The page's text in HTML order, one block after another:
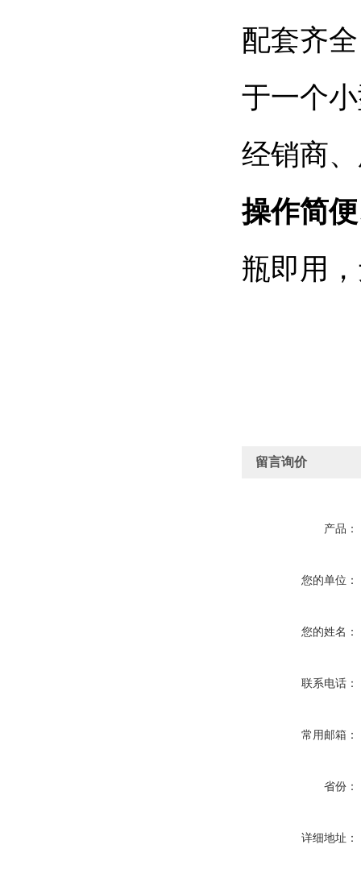
配套齐
于一个
经销商
操作简
瓶即用
留言询价
产品：
您的单位：
您的姓名：
联系电话：
常用邮箱：
省份：
详细地址：